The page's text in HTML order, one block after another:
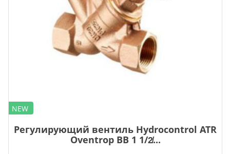
NEW
Регулирующий вентиль Hydrocontrol ATR
Oventrop ВВ 1 1/2̸...